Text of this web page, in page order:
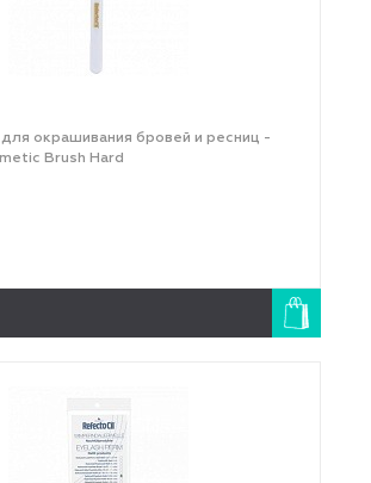
для окрашивания бровей и ресниц -
Brush Hard